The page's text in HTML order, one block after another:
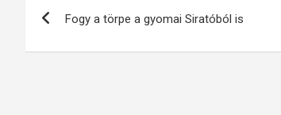
navigáció
Fogy a törpe a gyomai Siratóból is